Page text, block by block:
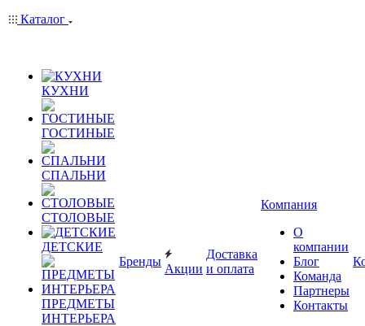
Каталог
КУХНИ
ГОСТИНЫЕ
СПАЛЬНИ
СТОЛОВЫЕ
ДЕТСКИЕ
ПРЕДМЕТЫ
ИНТЕРЬЕРА
Бренды
Акции
Доставка
и оплата
Компания
О
компании
Блог
Команда
Партнеры
Контакты